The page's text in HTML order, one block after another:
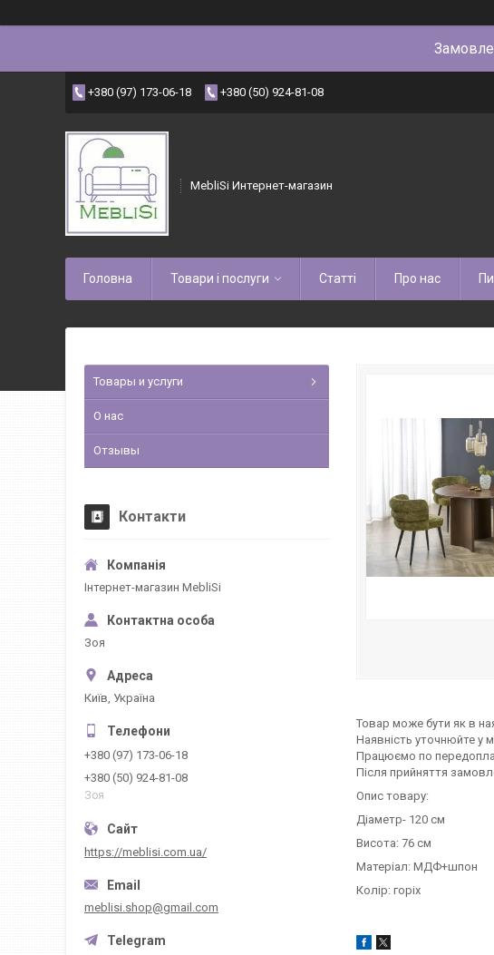
+380 (97) 173-06-18 +380 (50) 924-81-08
MebliSi Интернет-магазин
Головна Товари і послуги Статті Про нас
Товар може бути як в
Наявність уточнюйте у
Працюємо по
Після прийняття
Опис товару:
Діаметр- 120 см
Висота: 76 см
Матеріал: МДФ+шпон
Колір: горіх
Товары и услуги
О нас
Отзывы
Контакти
Інтернет-магазин MebliSi
Зоя
Київ, Україна
+380 (97) 173-06-18
+380 (50) 924-81-08
Зоя
https://meblisi.com.ua/
meblisi.shop@gmail.com